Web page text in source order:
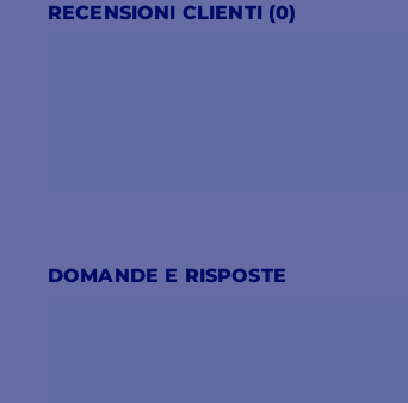
RECENSIONI CLIENTI (0)
DOMANDE E RISPOSTE